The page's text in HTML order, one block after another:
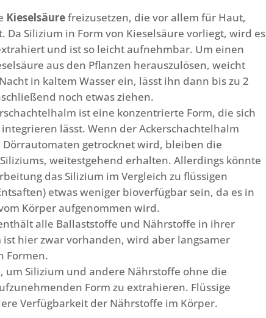
Kieselsäurefreizusetzen, die vor allem für Haut,
Da Silizium in Form von Kieselsäure vorliegt, wird es
und ist so leicht aufnehmbar. Um einen
aus den Pflanzen herauszulösen, weicht
in kaltem Wasser ein, lässt ihn dann bis zu 2
noch etwas ziehen.
ist eine konzentrierte Form, die sich
lässt. Wenn der Ackerschachtelhalm
getrocknet wird, bleiben die
weitestgehend erhalten. Allerdings könnte
das Silizium im Vergleich zu flüssigen
etwas weniger bioverfügbar sein, da es in
Körper aufgenommen wird.
alle Ballaststoffe und Nährstoffe in ihrer
hier zwar vorhanden, wird aber langsamer
Formen.
um Silizium und andere Nährstoffe ohne die
Form zu extrahieren. Flüssige
Verfügbarkeit der Nährstoffe im Körper.